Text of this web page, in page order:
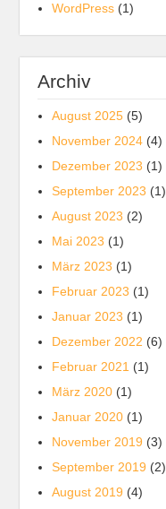
WordPress (1)
Archiv
August 2025 (5)
November 2024 (4)
Dezember 2023 (1)
September 2023 (1)
August 2023 (2)
Mai 2023 (1)
März 2023 (1)
Februar 2023 (1)
Januar 2023 (1)
Dezember 2022 (6)
Februar 2021 (1)
März 2020 (1)
Januar 2020 (1)
November 2019 (3)
September 2019 (2)
August 2019 (4)